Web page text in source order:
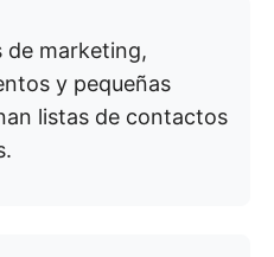
de marketing,
y pequeñas
listas de contactos